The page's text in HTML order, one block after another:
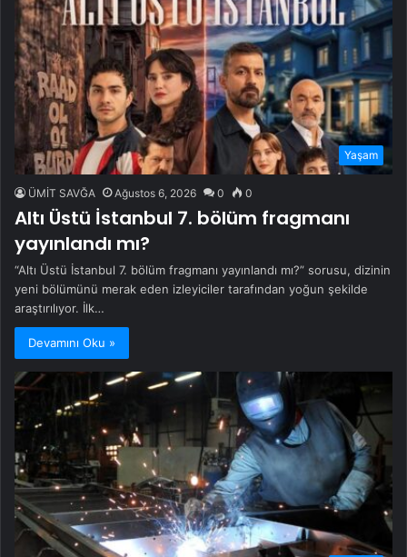
Yaşam
ÜMİT SAVĞA Ağustos 6, 2026 0 0
Altı Üstü İstanbul 7. bölüm fragmanı
yayınlandı mı?
“Altı Üstü İstanbul 7. bölüm fragmanı yayınlandı mı?” sorusu, dizinin
yeni bölümünü merak eden izleyiciler tarafından yoğun şekilde
araştırılıyor. İlk…
Devamını Oku »